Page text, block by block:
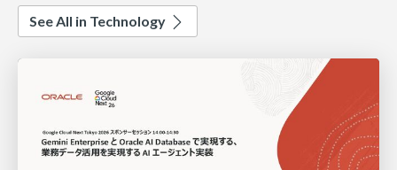
See All in Technology